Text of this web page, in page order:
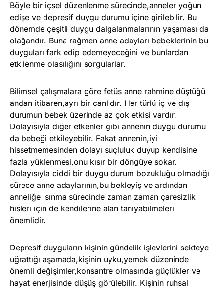
Böyle bir içsel düzenlenme sürecinde,anneler yoğun
edişe ve depresif duygu durumu içine girilebilir. Bu
dönemde çeşitli duygu dalgalanmalarının yaşaması da
olağandır. Buna rağmen anne adayları bebeklerinin bu
duyguları fark edip edemeyeceğini ve bunlardan
etkilenme olasılığını sorgularlar.
Bilimsel çalışmalara göre fetüs anne rahmine düştüğü
andan itibaren,ayrı bir canlıdır. Her türlü iç ve dış
durumun bebek üzerinde az çok etkisi vardır.
Dolayısıyla diğer etkenler gibi annenin duygu durumu
da bebeği etkileyebilir. Fakat annenin,iyi
hissetmemesinden dolayı suçluluk duyup kendisine
fazla yüklenmesi,onu kısır bir döngüye sokar.
Dolayısıyla ciddi bir duygu durum bozukluğu olmadığı
sürece anne adaylarının,bu bekleyiş ve ardından
anneliğe ısınma sürecinde zaman zaman çaresizlik
hisleri için de kendilerine alan tanıyabilmeleri
önemlidir.
Depresif duyguların kişinin gündelik işlevlerini sekteye
uğrattığı aşamada,kişinin uyku,yemek düzeninde
önemli değişimler,konsantre olmasında güçlükler ve
hayat enerjisinde düşüş görülebilir. Kişinin ruhsal